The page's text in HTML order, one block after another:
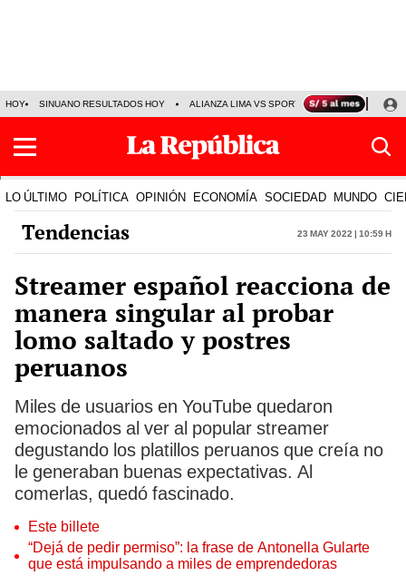
HOY SINUANO RESULTADOS HOY ALIANZA LIMA VS SPORT BOYS JORGE
LO ÚLTIMO POLÍTICA OPINIÓN ECONOMÍA SOCIEDAD MUNDO
Tendencias 23 May 2022 | 10:59 h
Streamer español reacciona de
manera singular al probar
lomo saltado y postres
peruanos
Miles de usuarios en YouTube quedaron
emocionados al ver al popular streamer
degustando los platillos peruanos que creía no
le generaban buenas expectativas. Al
comerlas, quedó fascinado.
Este billete
“Dejá de pedir permiso”: la frase de Antonella Gularte
que está impulsando a miles de emprendedoras